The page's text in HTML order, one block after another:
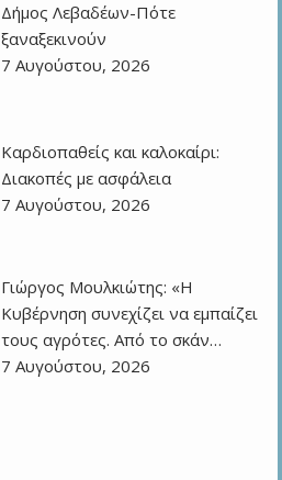
Δήμος Λεβαδέων-Πότε
ξαναξεκινούν
7 Αυγούστου, 2026
Καρδιοπαθείς και καλοκαίρι:
Διακοπές με ασφάλεια
7 Αυγούστου, 2026
Γιώργος Μουλκιώτης: «Η
Κυβέρνηση συνεχίζει να εμπαίζει
τους αγρότες. Από το σκάν…
7 Αυγούστου, 2026